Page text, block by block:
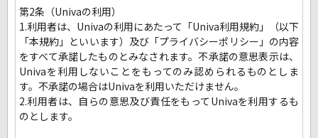
第2条（Univaの利用）
1.利用者は、Univaの利用にあたって「Univa利用規約」（以下
「本規約」といいます）及び「プライバシーポリシー」の内容
をすべて承諾したものとみなされます。不承諾の意思表示は、
Univaを利用しないことをもってのみ認められるものとしま
す。不承諾の場合はUnivaを利用いただけません。
2.利用者は、自らの意思及び責任をもってUnivaを利用するも
のとします。